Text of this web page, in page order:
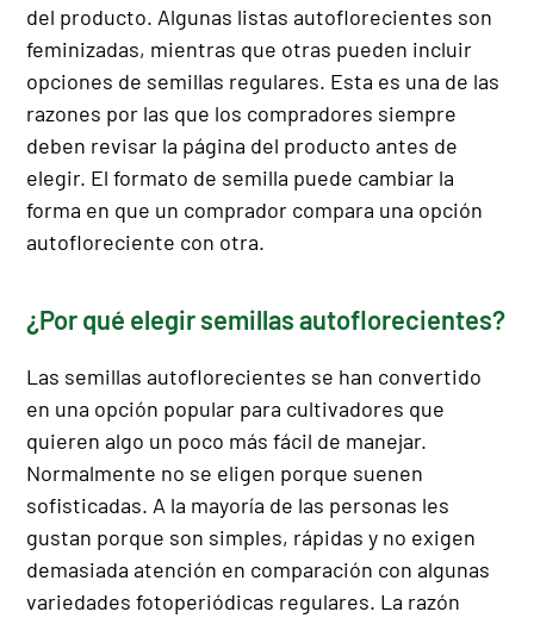
del producto. Algunas listas autoflorecientes son
feminizadas, mientras que otras pueden incluir
opciones de semillas regulares. Esta es una de las
razones por las que los compradores siempre
deben revisar la página del producto antes de
elegir. El formato de semilla puede cambiar la
forma en que un comprador compara una opción
autofloreciente con otra.
¿Por qué elegir semillas autoflorecientes?
Las semillas autoflorecientes se han convertido
en una opción popular para cultivadores que
quieren algo un poco más fácil de manejar.
Normalmente no se eligen porque suenen
sofisticadas. A la mayoría de las personas les
gustan porque son simples, rápidas y no exigen
demasiada atención en comparación con algunas
variedades fotoperiódicas regulares. La razón